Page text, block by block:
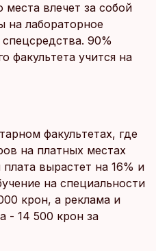
места влечет за собой
на лабораторное
90%
факультета учится на
факультетах, где
на платных местах
вырастет на 16% и
на специальности
крон, а реклама и
- 14 500 крон за